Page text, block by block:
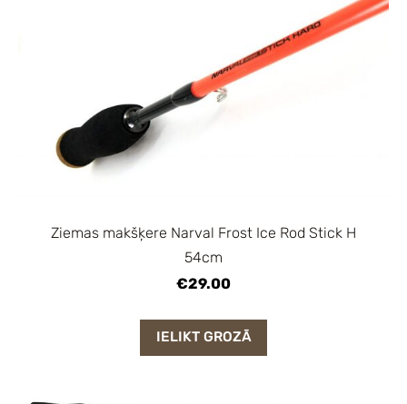
Ziemas makšķere Narval Frost Ice Rod Stick H
54cm
€29.00
IELIKT GROZĀ